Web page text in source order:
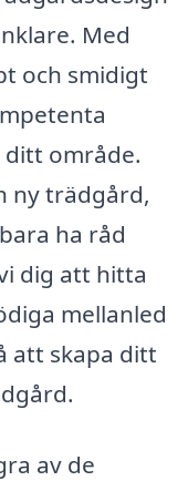
Med
och smidigt
område.
ny trädgård,
ha råd
dig att hitta
mellanled
att skapa ditt
av de